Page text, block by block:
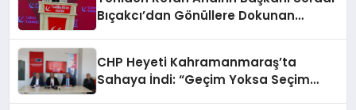
Bıçakcı’dan Gönüllere Dokunan
CHP Heyeti Kahramanmaraş’ta
Sahaya İndi: “Geçim Yoksa Seçim